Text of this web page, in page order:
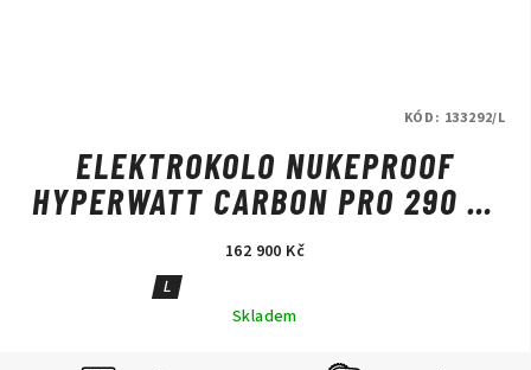
ELEKTROKOLO NUKEPROOF
HYPERWATT CARBON PRO 290 T-
GX BLACK
162 900 Kč
L
Skladem
KÓD: 133292/L